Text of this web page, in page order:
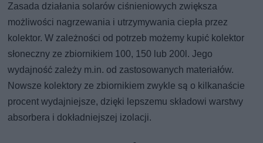
Zasada działania solarów ciśnieniowych zwiększa
możliwości nagrzewania i utrzymywania ciepła przez
kolektor. W zależności od potrzeb możemy kupić kolektor
słoneczny ze zbiornikiem 100, 150 lub 200l. Jego
wydajność zależy m.in. od zastosowanych materiałów.
Nowsze kolektory ze zbiornikiem zwykle są o kilkanaście
procent wydajniejsze, dzięki lepszemu składowi warstwy
absorbera i dokładniejszej izolacji.